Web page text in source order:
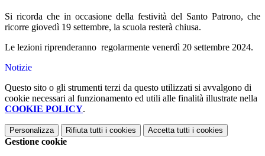
Si ricorda che in occasione della festività del Santo Patrono, che
ricorre giovedì 19 settembre, la scuola resterà chiusa.
Le lezioni riprenderanno regolarmente venerdì 20 settembre 2024.
Notizie
Questo sito o gli strumenti terzi da questo utilizzati si avvalgono di
cookie necessari al funzionamento ed utili alle finalità illustrate nella
COOKIE POLICY.
Personalizza Rifiuta tutti i cookies Accetta tutti i cookies
Gestione cookie